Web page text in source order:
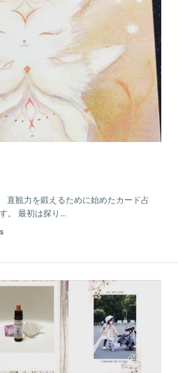
直観力を鍛えるために始めたカード占
。 最初は探り...